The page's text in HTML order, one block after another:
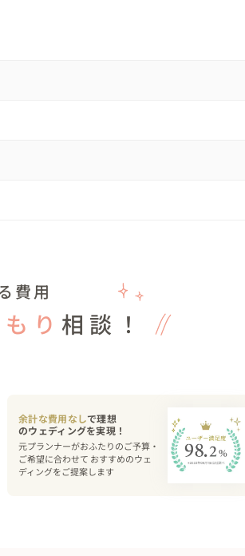
リー等全てご自身でご用意されていらっし
ッフが知っている情報、ガイドブックには
費用
り 相談！
余計な費用なしで理想
元プランナーがおふたりのご予算・
ご希望に合わせて おすすめのウェ
ディングをご提案します